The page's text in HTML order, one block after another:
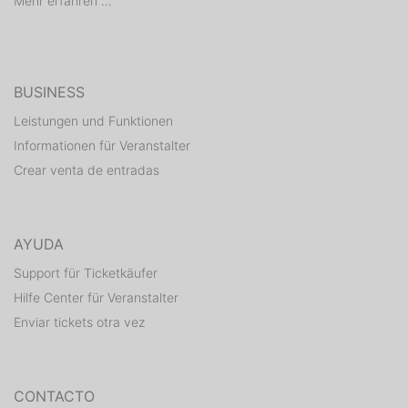
www.camping-paysrhenan.fr
BUSINESS
Leistungen und Funktionen
Informationen für Veranstalter
Crear venta de entradas
AYUDA
Support für Ticketkäufer
Hilfe Center für Veranstalter
Enviar tickets otra vez
CONTACTO